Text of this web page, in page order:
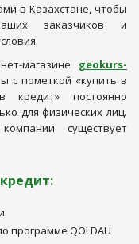
прибора:
2
Оформление
заказа
взятия
о регистрации
реквизиты, копия
в Казахстане, чтобы
заказчиков и
магазине geokurs-
с пометкой «купить в
кредит» постоянно
для физических лиц.
существует
программе QOLDAU